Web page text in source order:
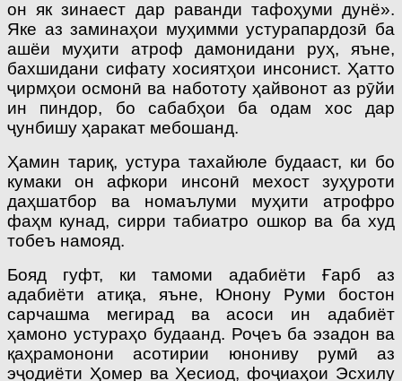
он як зинаест дар раванди тафоҳуми дунё».
Яке аз заминаҳои муҳимми устурапардозӣ ба
ашёи муҳити атроф дамонидани руҳ, яъне,
бахшидани сифату хосиятҳои инсонист. Ҳатто
ҷирмҳои осмонӣ ва набототу ҳайвонот аз рӯйи
ин пиндор, бо сабабҳои ба одам хос дар
ҷунбишу ҳаракат мебошанд.
Ҳамин тариқ, устура тахайюле будааст, ки бо
кумаки он афкори инсонӣ мехост зуҳуроти
даҳшатбор ва номаълуми муҳити атрофро
фаҳм кунад, сирри табиатро ошкор ва ба худ
тобеъ намояд.
Бояд гуфт, ки тамоми адабиёти Ғарб аз
адабиёти атиқа, яъне, Юнону Руми бостон
сарчашма мегирад ва асоси ин адабиёт
ҳамоно устураҳо будаанд. Роҷеъ ба эзадон ва
қаҳрамонони асотирии юнониву румӣ аз
эҷодиёти Ҳомер ва Ҳесиод, фоҷиаҳои Эсхилу